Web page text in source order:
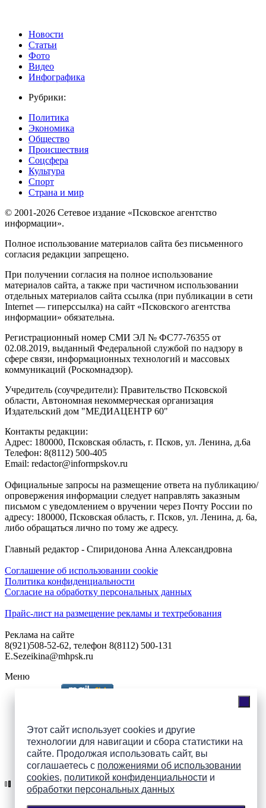
Этот сайт использует cookies и другие
технологии для навигации и сбора статистики на
сайте. Продолжая использовать сайт, вы
соглашаетесь с положениями об использовании
cookies, политикой конфиденциальности и
обработки персональных данных
Новости
Статьи
Фото
Видео
Инфографика
Рубрики:
Политика
Экономика
Общество
Происшествия
Соцсфера
Культура
Спорт
Страна и мир
© 2001-2026 Сетевое издание «Псковское агентство
информации».
Полное использование материалов сайта без письменного
согласия редакции запрещено.
При получении согласия на полное использование
материалов сайта, а также при частичном использовании
отдельных материалов сайта ссылка (при публикации в сети
Internet — гиперссылка) на сайт «Псковского агентства
информации» обязательна.
Регистрационный номер СМИ ЭЛ № ФС77-76355 от
02.08.2019, выданный Федеральной службой по надзору в
сфере связи, информационных технологий и массовых
коммуникаций (Роскомнадзор).
Учредитель (соучредители): Правительство Псковской
области, Автономная некоммерческая организация
Издательский дом "МЕДИАЦЕНТР 60"
Контакты редакции:
Адреc: 180000, Псковская область, г. Псков, ул. Ленина, д.6а
Телефон: 8(8112) 500-405
Email: redactor@informpskov.ru
Официальные запросы на размещение ответа на публикацию/
опровержения информации следует направлять заказным
письмом с уведомлением о вручении через Почту России по
адресу: 180000, Псковская область, г. Псков, ул. Ленина, д. 6а,
либо обращаться лично по тому же адресу.
Главный редактор - Спиридонова Анна Александровна
Соглашение об использовании cookie
Политика конфиденциальности
Согласие на обработку персональных данных
Прайс-лист на размещение рекламы и техтребования
Реклама на сайте
8(921)508-52-62, телефон 8(8112) 500-131
E.Sezeikina@mhpsk.ru
Меню
Подпишись на группы
ПАИ в соцсетях!